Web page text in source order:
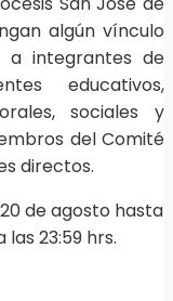
algún vínculo
a integrantes de
educativos,
sociales y
del Comité
directos.
de agosto hasta
las 23:59 hrs.